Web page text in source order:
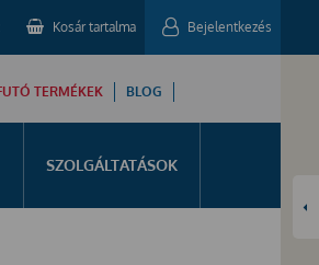
Kosár tartalma Bejelentkezés
TERMÉKEK BLOG
SZOLGÁLTATÁSOK